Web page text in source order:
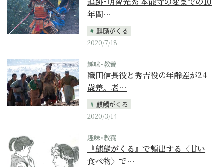
年間…
麒麟がくる
2020/7/18
趣味･教養
織田信長役と秀吉役の年齢差が24
歳差。老…
麒麟がくる
2020/3/14
趣味･教養
『麒麟がくる』で頻出する〈甘い
食べ物〉で…